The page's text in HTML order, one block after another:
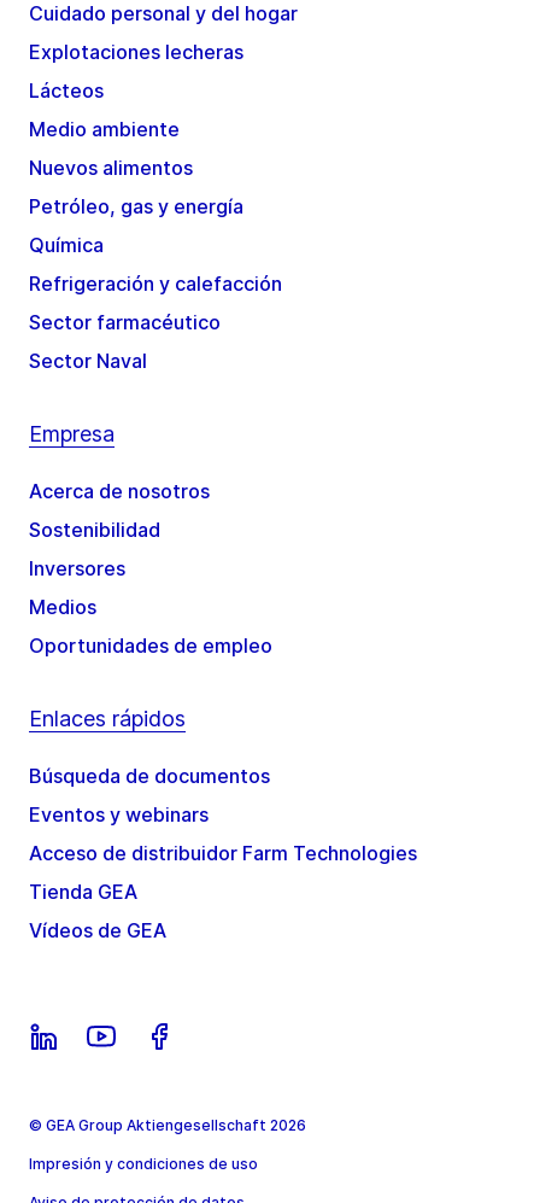
Cuidado personal y del hogar
Explotaciones lecheras
Lácteos
Medio ambiente
Nuevos alimentos
Petróleo, gas y energía
Química
Refrigeración y calefacción
Sector farmacéutico
Sector Naval
Empresa
Acerca de nosotros
Sostenibilidad
Inversores
Medios
Oportunidades de empleo
Enlaces rápidos
Búsqueda de documentos
Eventos y webinars
Acceso de distribuidor Farm Technologies
Tienda GEA
Vídeos de GEA
© GEA Group Aktiengesellschaft 2026
Impresión y condiciones de uso